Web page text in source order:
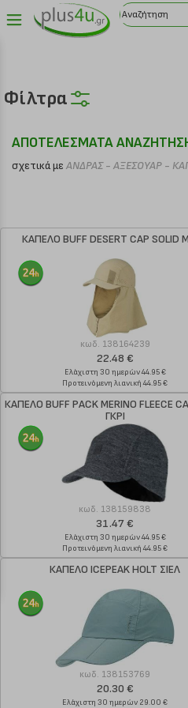
Φίλτρα
ΑΠΟΤΕΛΕΣΜΑΤΑ
σχετικά με ΑΝΔΡΑΣ - ΑΞΕΣΟΥΑΡ -
ΚΑΠΕΛΟ BUFF DESERT CAP SOLID
κωδ. 138164239
22.48 €
Ελάχιστη 30 ημερών 44.95 €
Προτεινόμενη λιανική 44.95 €
ΚΑΠΕΛΟ BUFF PACK MERINO FLEECE
ΓΚΡΙ
κωδ. 138159838
31.47 €
Ελάχιστη 30 ημερών 44.95 €
Προτεινόμενη λιανική 44.95 €
ΚΑΠΕΛΟ ICEPEAK HOLT ΣΙΕΛ
κωδ. 138153769
20.30 €
Ελάχιστη 30 ημερών 29.00 €